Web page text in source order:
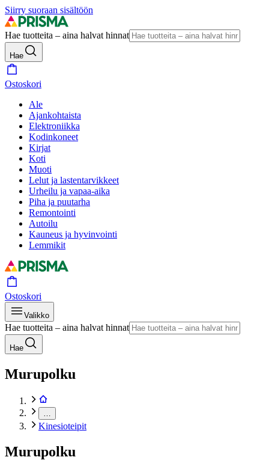
Siirry suoraan sisältöön
Hae tuotteita – aina halvat hinnat
Hae
Ostoskori
Ale
Ajankohtaista
Elektroniikka
Kodinkoneet
Kirjat
Koti
Muoti
Lelut ja lastentarvikkeet
Urheilu ja vapaa-aika
Piha ja puutarha
Remontointi
Autoilu
Kauneus ja hyvinvointi
Lemmikit
Ostoskori
Valikko
Hae tuotteita – aina halvat hinnat
Hae
Murupolku
Kinesioteipit
Murupolku